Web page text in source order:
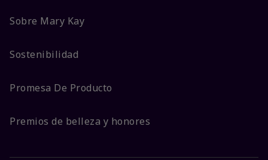
Sobre Mary Kay
Sostenibilidad
Promesa De Producto
Premios de belleza y honores